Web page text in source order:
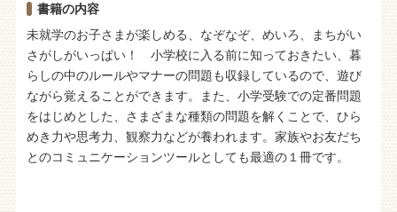
書籍の内容
未就学のお子さまが楽しめる、なぞなぞ、めいろ、まちがい
さがしがいっぱい！ 小学校に入る前に知っておきたい、暮
らしの中のルールやマナーの問題も収録しているので、遊び
ながら覚えることができます。また、小学受験での定番問題
をはじめとした、さまざまな種類の問題を解くことで、ひら
めき力や思考力、観察力などが養われます。家族やお友だち
とのコミュニケーションツールとしても最適の１冊です。